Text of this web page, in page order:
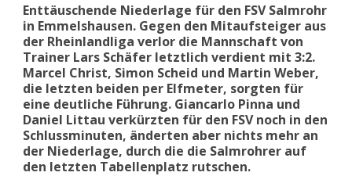
Enttäuschende Niederlage für den FSV Salmrohr
in Emmelshausen. Gegen den Mitaufsteiger aus
der Rheinlandliga verlor die Mannschaft von
Trainer Lars Schäfer letztlich verdient mit 3:2.
Marcel Christ, Simon Scheid und Martin Weber,
die letzten beiden per Elfmeter, sorgten für
eine deutliche Führung. Giancarlo Pinna und
Daniel Littau verkürzten für den FSV noch in den
Schlussminuten, änderten aber nichts mehr an
der Niederlage, durch die die Salmrohrer auf
den letzten Tabellenplatz rutschen.